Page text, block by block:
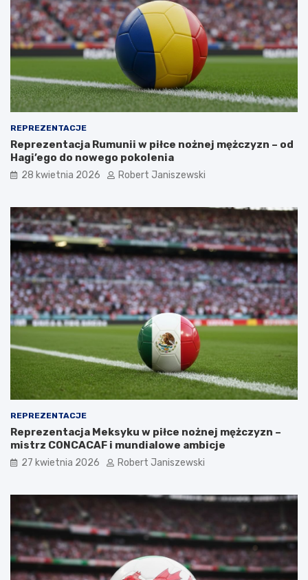
REPREZENTACJE
Reprezentacja Rumunii w piłce nożnej mężczyzn – od
Hagi’ego do nowego pokolenia
28 kwietnia 2026 Robert Janiszewski
REPREZENTACJE
Reprezentacja Meksyku w piłce nożnej mężczyzn –
mistrz CONCACAF i mundialowe ambicje
27 kwietnia 2026 Robert Janiszewski